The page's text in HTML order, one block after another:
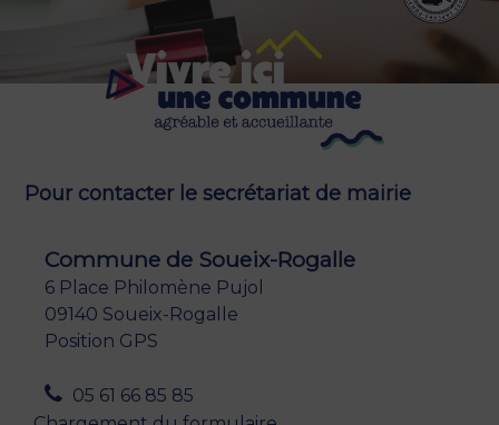
Pour contacter le secrétariat de mairie
Commune de Soueix-Rogalle
6 Place Philomène Pujol
09140 Soueix-Rogalle
Position GPS
05 61 66 85 85